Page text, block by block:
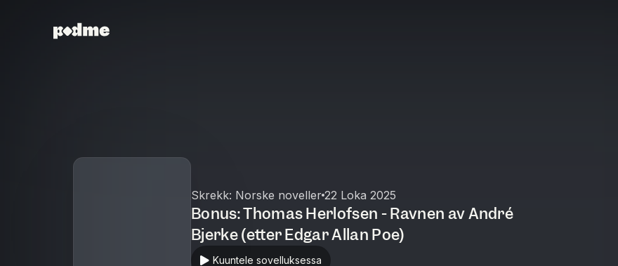
Skrekk: Norske noveller 22 Loka 2025
Bonus: Thomas Herlofsen - Ravnen av André
Bjerke (etter Edgar Allan Poe)
Kuuntele sovelluksessa